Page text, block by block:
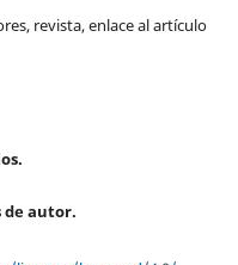
revista, enlace al artículo
de autor.